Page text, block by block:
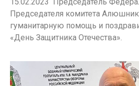
Председателя комитета
гуманитарную помощь и
«День Защитника Отечества».